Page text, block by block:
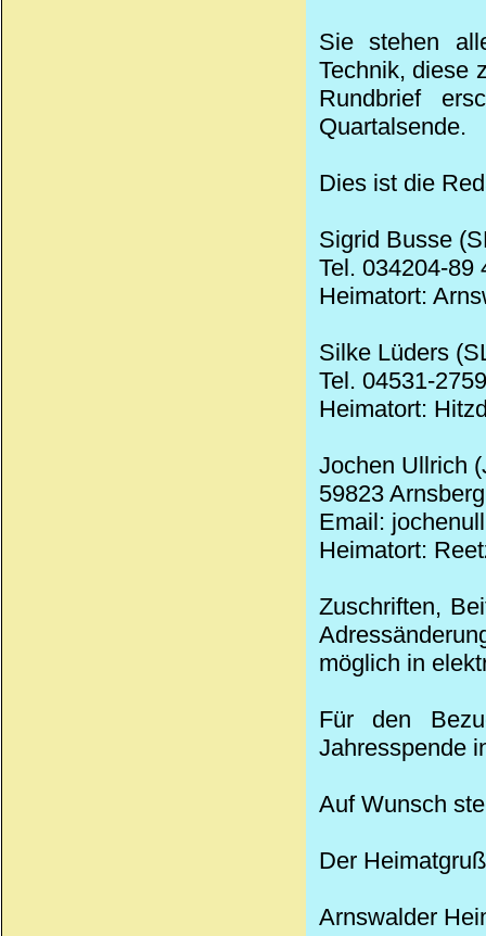
Sie stehen
Technik, diese
Rundbrief
Quartalsende.
Dies ist die
Sigrid Busse
Tel. 034204-89
Heimatort:
Silke Lüders
Tel. 04531-
Heimatort:
Jochen Ullrich
59823
Email:
Heimatort:
Zuschriften,
möglich in
Für den
Jahresspende
Auf Wunsch
Der
Arnswalder